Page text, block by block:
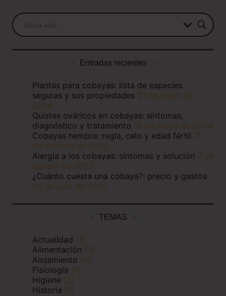
Entradas recientes
Plantas para cobayas: lista de especies
seguras y sus propiedades 21 de mayo de
2024
Quistes ováricos en cobayas: síntomas,
diagnóstico y tratamiento 15 de mayo de 2024
Cobayas hembra: regla, celo y edad fértil 15
de octubre de 2022
Alergia a los cobayas: síntomas y solución 7 de
agosto de 2022
¿Cuánto cuesta una cobaya?: precio y gastos
25 de julio de 2022
TEMAS
Actualidad (1)
Alimentación (1)
Alojamiento (4)
Fisiología (1)
Higiene (2)
Historia (1)